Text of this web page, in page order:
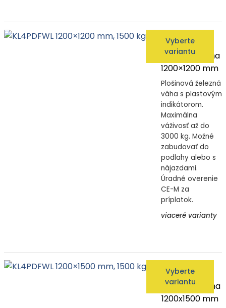
1200×1200 mm
Plošinová váha
1200×1200 mm
Plošinová železná
váha s plastovým
indikátorom.
Maximálna
váživosť až do
3000 kg. Možné
zabudovať do
podlahy alebo s
nájazdami.
Úradné overenie
CE-M za
príplatok.
viaceré varianty
Vyberte
variantu
1200x1500 mm
Plošinová váha
1200x1500 mm
Vyberte
variantu